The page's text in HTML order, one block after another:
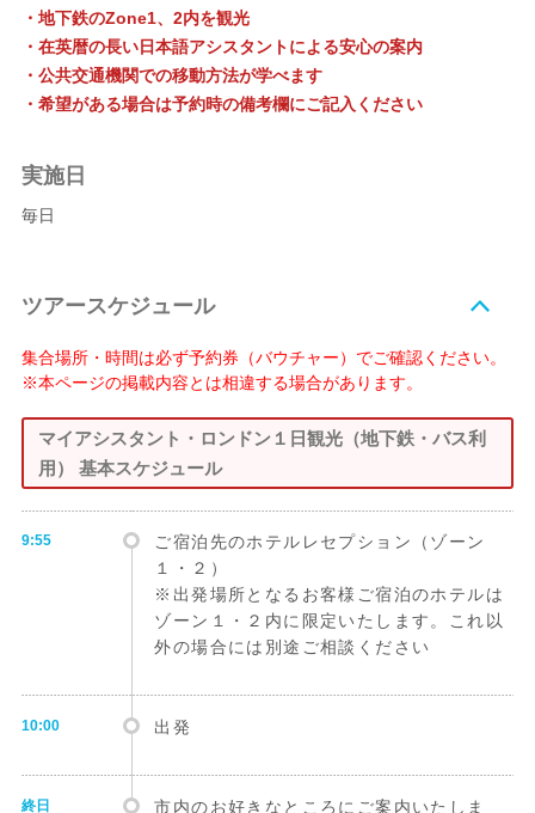
・地下鉄のZone1、2内を観光
・在英暦の長い日本語アシスタントによる安心の案内
・公共交通機関での移動方法が学べます
・希望がある場合は予約時の備考欄にご記入ください
実施日
毎日
ツアースケジュール
集合場所・時間は必ず予約券（バウチャー）でご確認ください。
※本ページの掲載内容とは相違する場合があります。
マイアシスタント・ロンドン１日観光（地下鉄・バス利
用） 基本スケジュール
9:55
ご宿泊先のホテルレセプション（ゾーン
１・２）
※出発場所となるお客様ご宿泊のホテルは
ゾーン１・２内に限定いたします。これ以
外の場合には別途ご相談ください
10:00 出発
終日
市内のお好きなところにご案内いたしま